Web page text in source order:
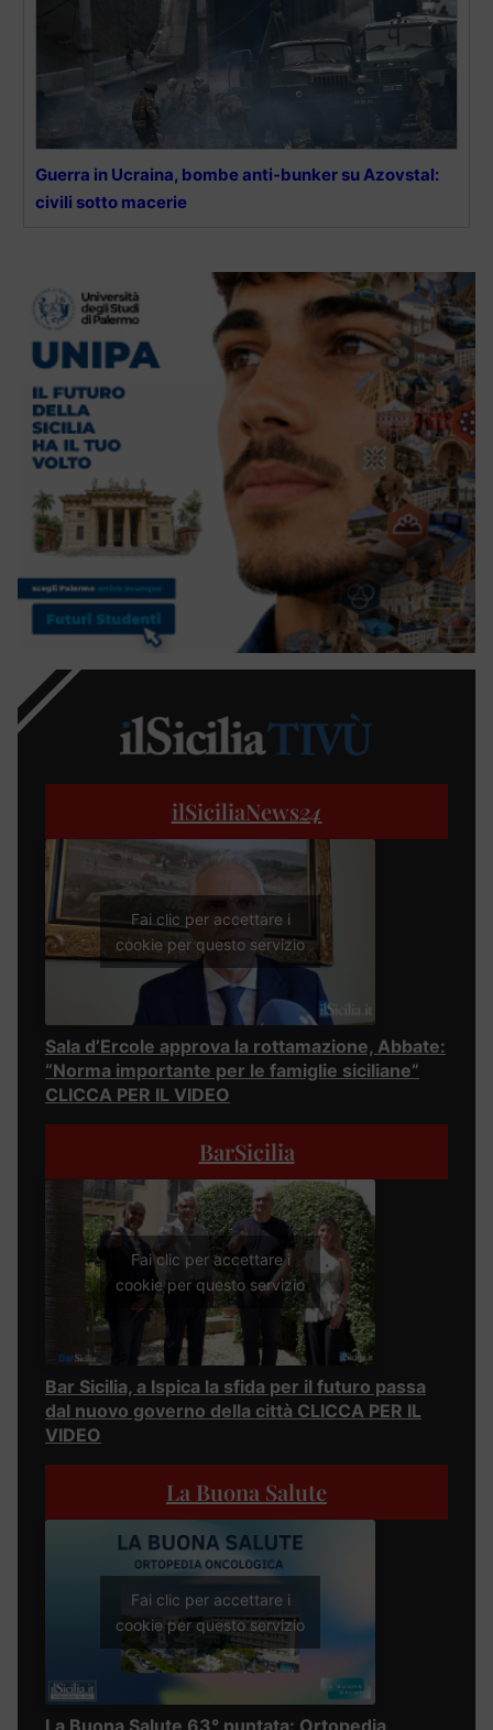
Guerra in Ucraina, bombe anti-bunker su Azovstal:
civili sotto macerie
ilSiciliaNews24
Fai clic per accettare i
cookie per questo servizio
Sala d’Ercole approva la rottamazione, Abbate:
“Norma importante per le famiglie siciliane”
CLICCA PER IL VIDEO
BarSicilia
Fai clic per accettare i
cookie per questo servizio
Bar Sicilia, a Ispica la sfida per il futuro passa
dal nuovo governo della città CLICCA PER IL
VIDEO
La Buona Salute
Fai clic per accettare i
cookie per questo servizio